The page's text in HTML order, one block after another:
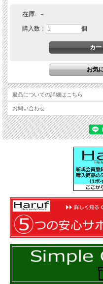
スジャケット！ 渋い表
タブルタンニンレザーを
経年変化を楽しめる１着
在庫: －
購入数： 個
返品についての詳細はこちら
お問い合わせ